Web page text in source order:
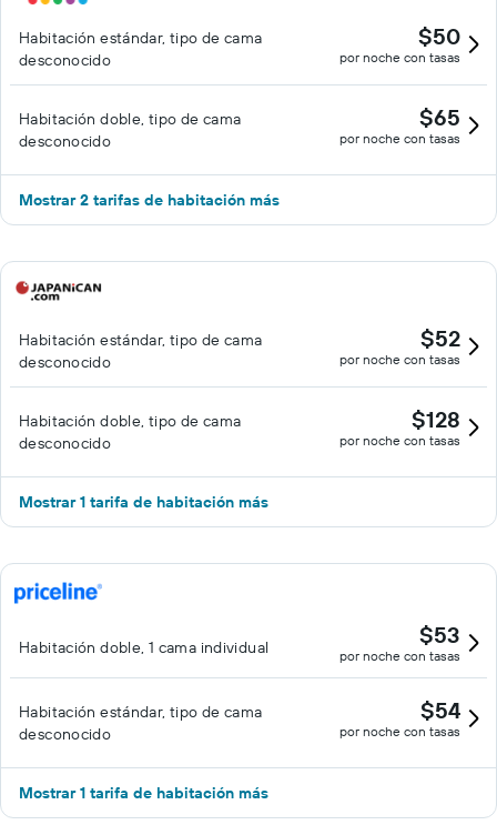
Habitación estándar, tipo de cama
desconocido
$50
por noche con tasas
Habitación doble, tipo de cama
desconocido
$65
por noche con tasas
Mostrar 2 tarifas de habitación más
Habitación estándar, tipo de cama
desconocido
$52
por noche con tasas
Habitación doble, tipo de cama
desconocido
$128
por noche con tasas
Mostrar 1 tarifa de habitación más
Habitación doble, 1 cama individual $53
por noche con tasas
Habitación estándar, tipo de cama
desconocido
$54
por noche con tasas
Mostrar 1 tarifa de habitación más